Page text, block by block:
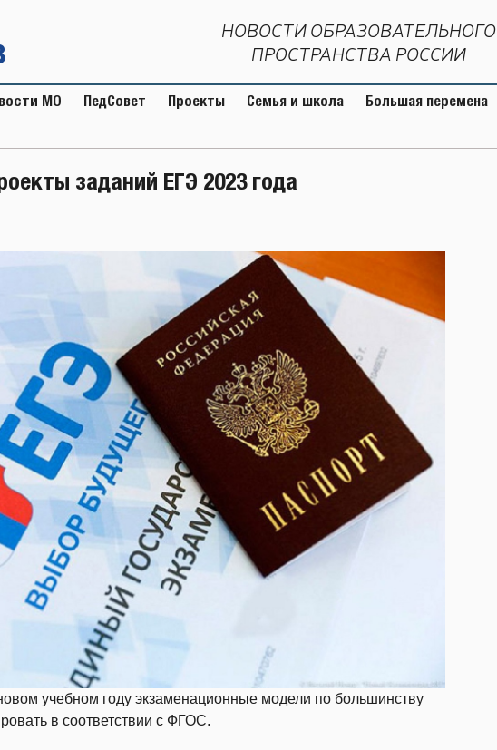
НОВОСТИ ОБРАЗОВАТЕЛЬНОГО
ПРОСТРАНСТВА РОССИИ
МО ПедСовет Проекты Семья и школа Большая перемена
заданий ЕГЭ 2023 года
учебном году экзаменационные модели по большинству
в соответствии с ФГОС.